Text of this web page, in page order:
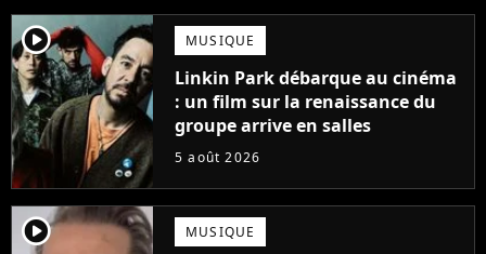
player2 MUSIQUE
Linkin Park débarque au cinéma
: un film sur la renaissance du
groupe arrive en salles
5 août 2026
player2 MUSIQUE